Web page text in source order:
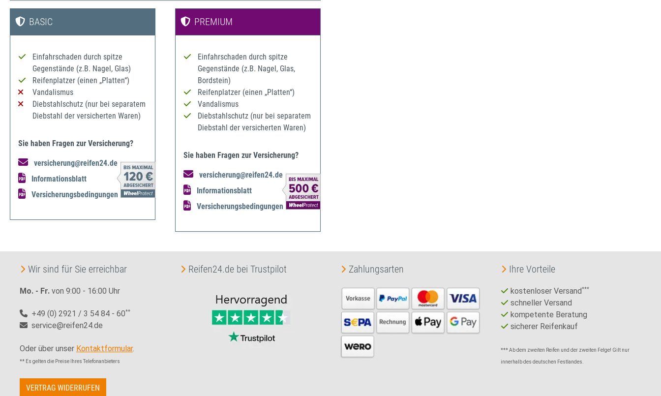
BASIC
Einfahrschaden durch spitze
Gegenstände (z.B. Nagel, Glas)
Reifenplatzer (einen „Platten“)
Vandalismus
Diebstahlschutz (nur bei separatem
Diebstahl der versicherten Waren)
Sie haben Fragen zur Versicherung?
versicherung@reifen24.de
Informationsblatt
Versicherungsbedingungen
PREMIUM
Einfahrschaden durch spitze
Gegenstände (z.B. Nagel, Glas,
Bordstein)
Reifenplatzer (einen „Platten“)
Vandalismus
Diebstahlschutz (nur bei separatem
Diebstahl der versicherten Waren)
Sie haben Fragen zur Versicherung?
versicherung@reifen24.de
Informationsblatt
Versicherungsbedingungen
Wir sind für Sie erreichbar
Mo. - Fr. von 9:00 - 16:00 Uhr
+49 (0) 2921 / 3 54 84 - 60**
service@reifen24.de
Oder über unser Kontaktformular.
** Es gelten die Preise Ihres Telefonanbieters
VERTRAG WIDERRUFEN
Reifen24.de bei Trustpilot Zahlungsarten Ihre Vorteile
kostenloser Versand***
schneller Versand
kompetente Beratung
sicherer Reifenkauf
*** Ab dem zweiten Reifen und der zweiten Felge! Gilt nur
innerhalb des deutschen Festlandes.